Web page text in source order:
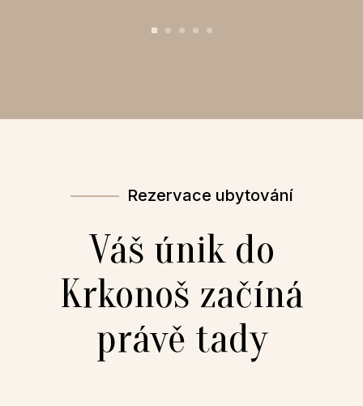
———Rezervace ubytování
Váš únik do
Krkonoš začíná
právě tady